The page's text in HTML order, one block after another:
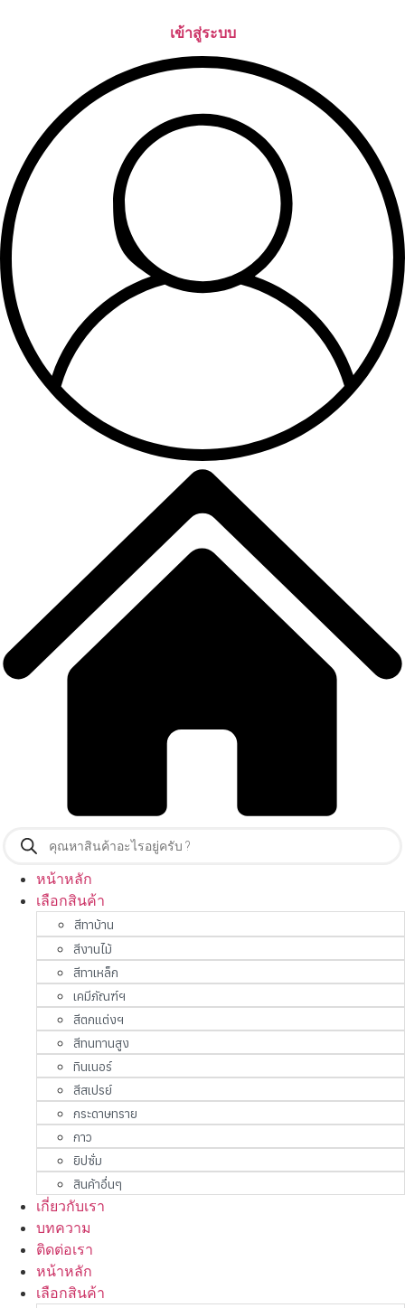
เข้าสู่ระบบ
Products
search
หน้าหลัก
เลือกสินค้า
สีทาบ้าน
สีงานไม้
สีทาเหล็ก
เคมีภัณฑ์ฯ
สีตกแต่งฯ
สีทนทานสูง
ทินเนอร์
สีสเปรย์
กระดาษทราย
กาว
ยิปซั่ม
สินค้าอื่นๆ
เกี่ยวกับเรา
บทความ
ติดต่อเรา
หน้าหลัก
เลือกสินค้า